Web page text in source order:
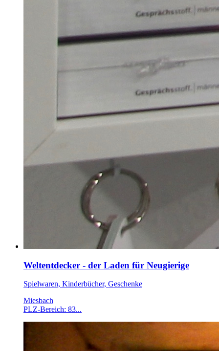
Weltentdecker - der Laden für Neugierige
Spielwaren, Kinderbücher, Geschenke
Miesbach
PLZ-Bereich: 83...